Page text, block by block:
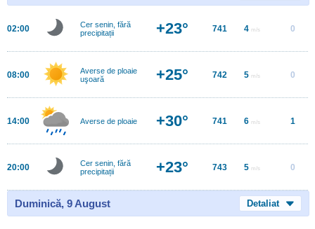
02:00
Cer senin, fără
precipitații
+23° 741 4 m/s 0
08:00
Averse de ploaie
uşoară
+25° 742 5 m/s 0
14:00 Averse de ploaie +30° 741 6 m/s 1
20:00
Cer senin, fără
precipitații
+23° 743 5 m/s 0
Duminică, 9 August Detaliat